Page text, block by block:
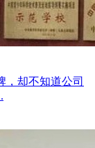
，却不知道公司